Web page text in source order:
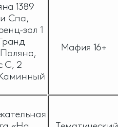
1389
Спа,
зал 1
С, 2
Мафия 16+